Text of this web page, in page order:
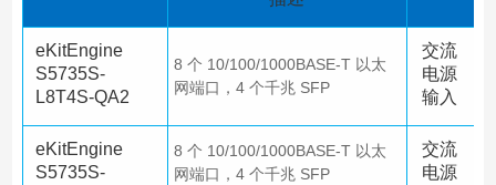
eKitEngine
S5735S-
L8T4S-QA2
8 个 10/100/1000BASE-T 以太
网端口，4 个千兆 SFP
交流
电源
输入
eKitEngine
S5735S-
8 个 10/100/1000BASE-T 以太
网端口，4 个千兆 SFP
交流
电源